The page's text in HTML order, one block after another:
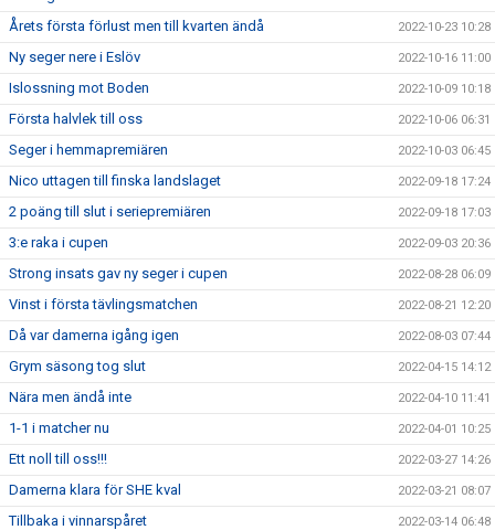
Årets första förlust men till kvarten ändå 2022-10-23 10:28
Ny seger nere i Eslöv 2022-10-16 11:00
Islossning mot Boden 2022-10-09 10:18
Första halvlek till oss 2022-10-06 06:31
Seger i hemmapremiären 2022-10-03 06:45
Nico uttagen till finska landslaget 2022-09-18 17:24
2 poäng till slut i seriepremiären 2022-09-18 17:03
3:e raka i cupen 2022-09-03 20:36
Strong insats gav ny seger i cupen 2022-08-28 06:09
Vinst i första tävlingsmatchen 2022-08-21 12:20
Då var damerna igång igen 2022-08-03 07:44
Grym säsong tog slut 2022-04-15 14:12
Nära men ändå inte 2022-04-10 11:41
1-1 i matcher nu 2022-04-01 10:25
Ett noll till oss!!! 2022-03-27 14:26
Damerna klara för SHE kval 2022-03-21 08:07
Tillbaka i vinnarspåret 2022-03-14 06:48